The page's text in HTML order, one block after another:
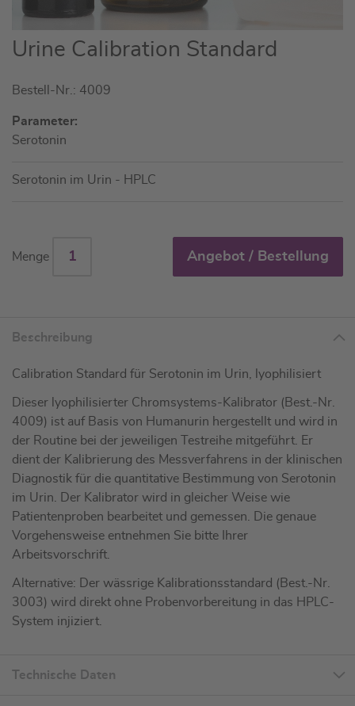
Zum
Anfang
Bildgalerie
springen
Urine Calibration Standard
Bestell-Nr.: 4009
Parameter:
Serotonin
Serotonin im Urin - HPLC
Menge Angebot / Bestellung
Beschreibung
Calibration Standard für Serotonin im Urin, lyophilisiert
Dieser lyophilisierter Chromsystems-Kalibrator (Best.-Nr.
4009) ist auf Basis von Humanurin hergestellt und wird in
der Routine bei der jeweiligen Testreihe mitgeführt. Er
dient der Kalibrierung des Messverfahrens in der klinischen
Diagnostik für die quantitative Bestimmung von Serotonin
im Urin. Der Kalibrator wird in gleicher Weise wie
Patientenproben bearbeitet und gemessen. Die genaue
Vorgehensweise entnehmen Sie bitte Ihrer
Arbeitsvorschrift.
Alternative: Der wässrige Kalibrationsstandard (Best.-Nr.
3003) wird direkt ohne Probenvorbereitung in das HPLC-
System injiziert.
Technische Daten